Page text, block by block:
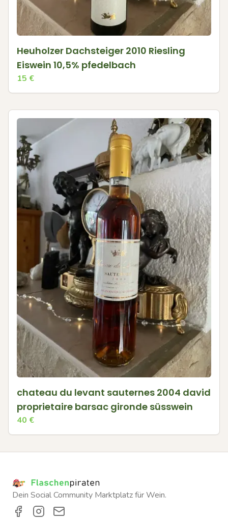
Heuholzer Dachsteiger 2010 Riesling
Eiswein 10,5% pfedelbach
15 €
chateau du levant sauternes 2004 david
proprietaire barsac gironde süsswein
40 €
Dein Social Community Marktplatz für Wein.